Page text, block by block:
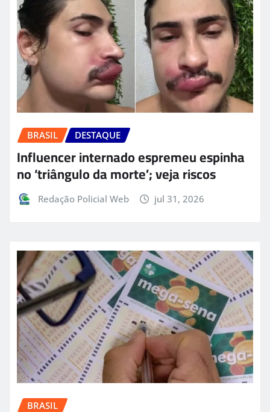
BRASIL DESTAQUE
Influencer internado espremeu espinha
no ‘triângulo da morte’; veja riscos
Redação Policial Web jul 31, 2026
BRASIL